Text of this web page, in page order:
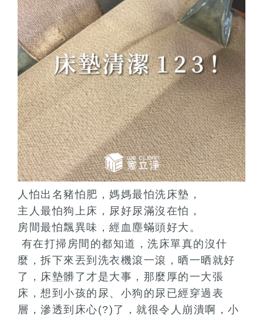
人怕出名豬怕肥，媽媽最怕洗床墊，
主人最怕狗上床，尿好尿滿沒在怕，
房間最怕飄異味，經血塵蟎頭好大。
有在打掃房間的都知道，洗床單真的沒什
麼，拆下來丟到洗衣機滾一滾，晒一晒就好
了，床墊髒了才是大事，那麼厚的一大張
床，想到小孩的尿、小狗的尿已經穿過表
層，滲透到床心(?)了，就很令人崩潰啊，小